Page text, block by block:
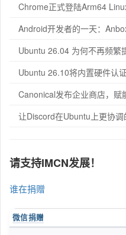
Chrome正式登陆Arm64
Android开发者的一天：
Ubuntu 26.04 为何不再频繁
Ubuntu 26.10将内置硬件认
Canonical发布企业商店，赋
让Discord在Ubuntu上更协
请支持IMCN发展！
谁在捐赠
微信捐赠